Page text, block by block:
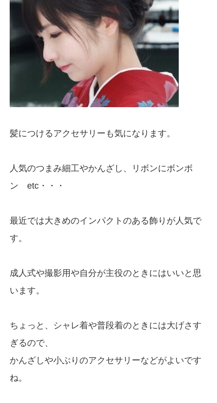
髪につけるアクセサリーも気になります。
人気のつまみ細工やかんざし、リボンにボンボ
ン etc・・・
最近では大きめのインパクトのある飾りが人気で
す。
成人式や撮影用や自分が主役のときにはいいと思
います。
ちょっと、シャレ着や普段着のときには大げさす
ぎるので、
かんざしや小ぶりのアクセサリーなどがよいです
ね。